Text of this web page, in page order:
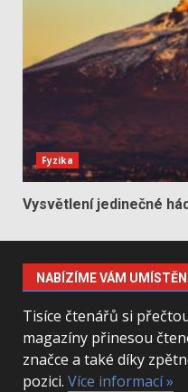
Fyzika
Vysvětlení jedinečné
NABÍZÍME VÁM
Tisíce čtenářů si
magazíny přinesou
značce a také díky
pozici. Více informací »